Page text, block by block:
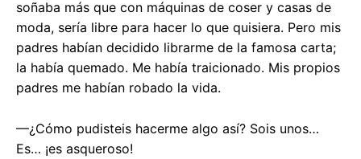
soñaba más que con máquinas de coser y casas de
moda, sería libre para hacer lo que quisiera. Pero mis
padres habían decidido librarme de la famosa carta;
la había quemado. Me había traicionado. Mis propios
padres me habían robado la vida.
—¿Cómo pudisteis hacerme algo así? Sois unos…
Es… ¡es asqueroso!